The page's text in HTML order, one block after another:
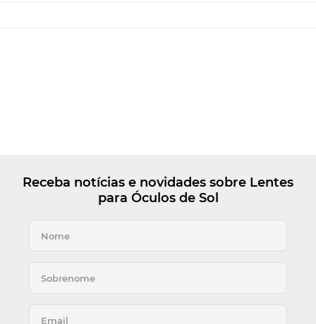
Receba notícias e novidades sobre Lentes
para Óculos de Sol